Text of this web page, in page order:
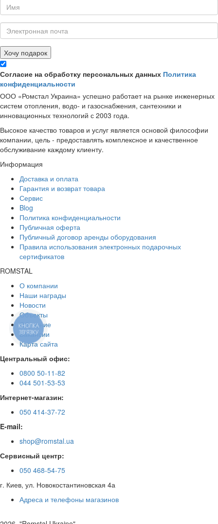
Хочу подарок
Согласие на обработку персональных данных Политика
конфиденциальности
ООО «Ромстал Украина» успешно работает на рынке инженерных
систем отопления, водо- и газоснабжения, сантехники и
инновационных технологий с 2003 года.
Высокое качество товаров и услуг является основой философии
компании, цель - предоставлять комплексное и качественное
обслуживание каждому клиенту.
Информация
Доставка и оплата
Гарантия и возврат товара
Сервис
Blog
Политика конфиденциальности
Публичная оферта
Публичный договор аренды оборудования
Правила использования электронных подарочных
сертификатов
ROMSTAL
О компании
Наши награды
Новости
Объекты
Обучение
Вакансии
Карта сайта
Центральный офис:
0800 50-11-82
044 501-53-53
Интернет-магазин:
050 414-37-72
E-mail:
shop@romstal.ua
Сервисный центр:
050 468-54-75
г. Киев, ул. Новокостантиновская 4а
Адреса и телефоны магазинов
КНОПКА
ЗВ'ЯЗКУ